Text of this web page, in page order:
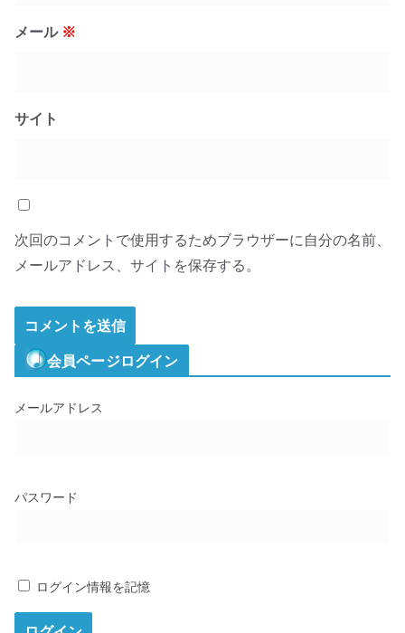
メール ※
サイト
次回のコメントで使用するためブラウザーに自分の名前、
メールアドレス、サイトを保存する。
会員ページログイン
メールアドレス
パスワード
ログイン情報を記憶